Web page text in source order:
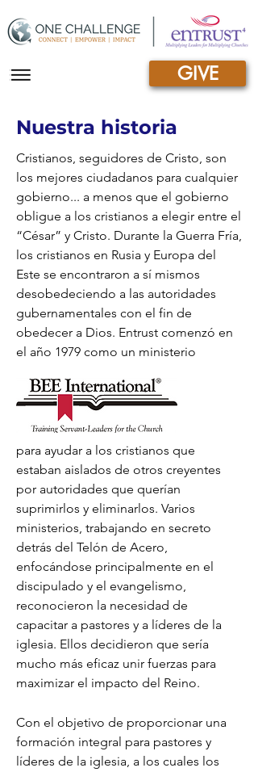
||| GIVE
Nuestra historia
Cristianos, seguidores de Cristo, son
los mejores ciudadanos para cualquier
gobierno... a menos que el gobierno
obligue a los cristianos a elegir entre el
“César” y Cristo. Durante la Guerra Fría,
los cristianos en Rusia y Europa del
Este se encontraron a sí mismos
desobedeciendo a las autoridades
gubernamentales con el fin de
obedecer a Dios. Entrust comenzó en
el año 1979 como un ministerio
para ayudar a los cristianos que
estaban aislados de otros creyentes
por autoridades que querían
suprimirlos y eliminarlos. Varios
ministerios, trabajando en secreto
detrás del Telón de Acero,
enfocándose principalmente en el
discipulado y el evangelismo,
reconocieron la necesidad de
capacitar a pastores y a líderes de la
iglesia. Ellos decidieron que sería
mucho más eficaz unir fuerzas para
maximizar el impacto del Reino.
Con el objetivo de proporcionar una
formación integral para pastores y
líderes de la iglesia, a los cuales los